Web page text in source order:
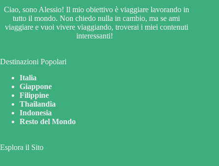
Ciao, sono Alessio! Il mio obiettivo è viaggiare lavorando in
tutto il mondo. Non chiedo nulla in cambio, ma se ami
viaggiare e vuoi vivere viaggiando, troverai i miei contenuti
interessanti!
Destinazioni Popolari
Italia
Giappone
Filippine
Thailandia
Indonesia
Resto del Mondo
Esplora il Sito